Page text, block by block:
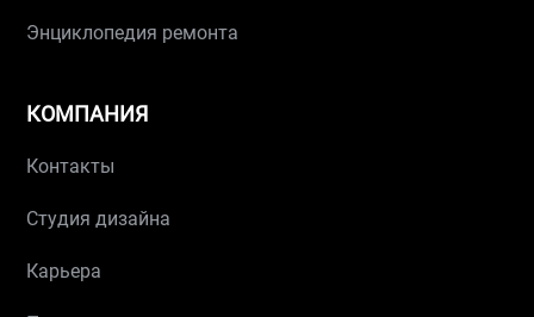
Энциклопедия ремонта
КОМПАНИЯ
Контакты
Студия дизайна
Карьера